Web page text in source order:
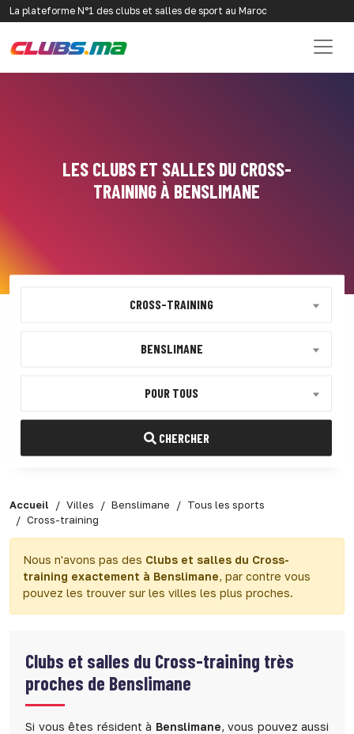
La plateforme N°1 des clubs et salles de sport au Maroc
LES CLUBS ET SALLES DU CROSS-
TRAINING À BENSLIMANE
CROSS-TRAINING
BENSLIMANE
POUR TOUS
CHERCHER
Accueil Villes Benslimane
Tous les sports
Cross-training
Nous n'avons pas des Clubs et salles du Cross-
training exactement à Benslimane, par contre vous
pouvez les trouver sur les villes les plus proches.
Clubs et salles du Cross-training très
proches de Benslimane
Si vous êtes résident à Benslimane, vous pouvez aussi